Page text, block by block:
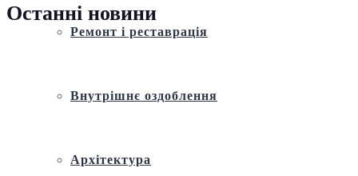
Ремонт і реставрація
Внутрішнє оздоблення
Архітектура
Останні новини